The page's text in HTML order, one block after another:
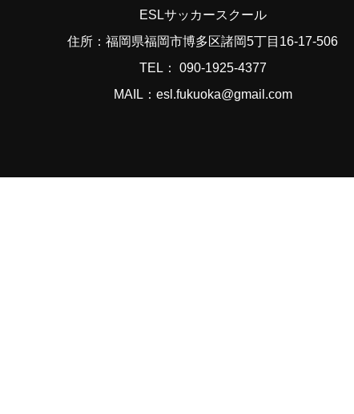
ESLサッカースクール
住所：福岡県福岡市博多区諸岡5丁目16-17-506
TEL： 090-1925-4377
MAIL：esl.fukuoka@gmail.com